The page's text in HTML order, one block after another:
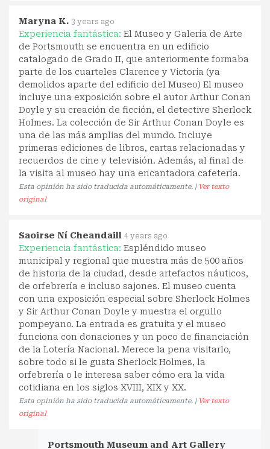
Maryna K. 3 years ago
Experiencia fantástica: El Museo y Galería de Arte
de Portsmouth se encuentra en un edificio
catalogado de Grado II, que anteriormente formaba
parte de los cuarteles Clarence y Victoria (ya
demolidos aparte del edificio del Museo) El museo
incluye una exposición sobre el autor Arthur Conan
Doyle y su creación de ficción, el detective Sherlock
Holmes. La colección de Sir Arthur Conan Doyle es
una de las más amplias del mundo. Incluye
primeras ediciones de libros, cartas relacionadas y
recuerdos de cine y televisión. Además, al final de
la visita al museo hay una encantadora cafetería.
Esta opinión ha sido traducida automáticamente. | Ver texto
original
Saoirse Ní Cheandaill 4 years ago
Experiencia fantástica: Espléndido museo
municipal y regional que muestra más de 500 años
de historia de la ciudad, desde artefactos náuticos,
de orfebrería e incluso sajones. El museo cuenta
con una exposición especial sobre Sherlock Holmes
y Sir Arthur Conan Doyle y muestra el orgullo
pompeyano. La entrada es gratuita y el museo
funciona con donaciones y un poco de financiación
de la Lotería Nacional. Merece la pena visitarlo,
sobre todo si le gusta Sherlock Holmes, la
orfebrería o le interesa saber cómo era la vida
cotidiana en los siglos XVIII, XIX y XX.
Esta opinión ha sido traducida automáticamente. | Ver texto
original
Portsmouth Museum and Art Gallery